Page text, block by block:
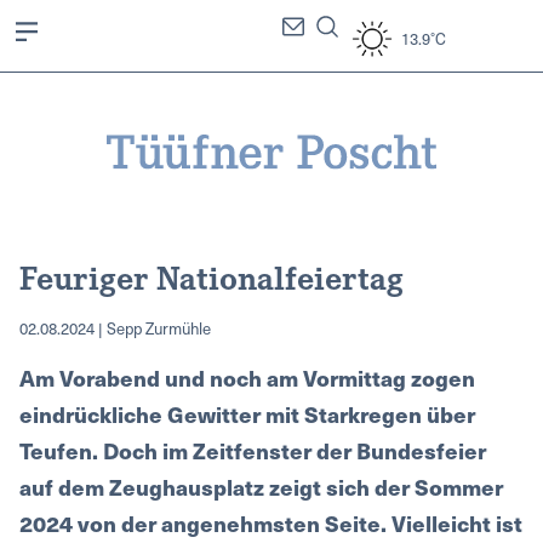
13.9°C
Feuriger Nationalfeiertag
02.08.2024 | Sepp Zurmühle
Am Vorabend und noch am Vormittag zogen
eindrückliche Gewitter mit Starkregen über
Teufen. Doch im Zeitfenster der Bundesfeier
auf dem Zeughausplatz zeigt sich der Sommer
2024 von der angenehmsten Seite. Vielleicht ist